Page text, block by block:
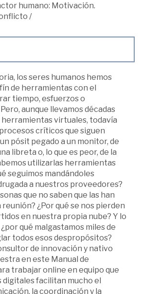
humano: Motivación.
/
los seres humanos hemos
de herramientas con el
tiempo, esfuerzos o
aunque llevamos décadas
virtuales, todavía
críticos que siguen
pósit pegado a un monitor, de
libreta o, lo que es peor, de la
utilizarlas herramientas
seguimos mandándoles
a nuestros proveedores?
que no saben que las han
¿Por qué se nos pierden
en nuestra propia nube? Y lo
qué malgastamos miles de
todos esos despropósitos?
de innovación y nativo
en este Manual de
trabajar online en equipo que
digitales facilitan mucho el
la coordinación y la